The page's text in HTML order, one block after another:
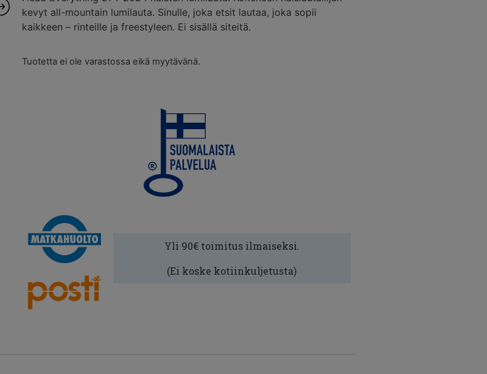
kevyt all-mountain lumilauta. Sinulle, joka etsit lautaa, joka sopii
kaikkeen – rinteille ja freestyleen. Ei sisällä siteitä.
Tuotetta ei ole varastossa eikä myytävänä.
Yli 90€ toimitus ilmaiseksi.
(Ei koske kotiinkuljetusta)